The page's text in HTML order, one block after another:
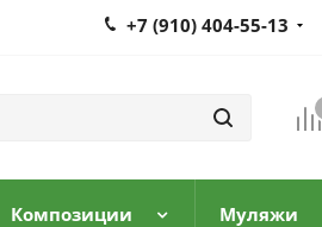
+7 (910) 404-55-13
Композиции Муляжи